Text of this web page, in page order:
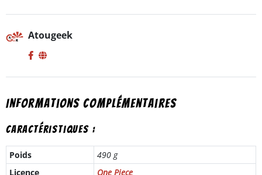
Atougeek
Informations complémentaires
Caractéristiques :
Poids
490 g
Licence
One Piece